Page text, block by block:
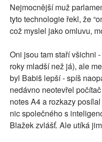
Nejmocnější muž
tyto technologie řekl, že
což myslel jako omluvu,
Oni jsou tam staří všichni
roky mladší než já), ale
byl Babiš lepší - spíš
nedávno neotevřel
notes A4 a rozkazy
nic společného s
Blažek zvlášť. Ale utíká